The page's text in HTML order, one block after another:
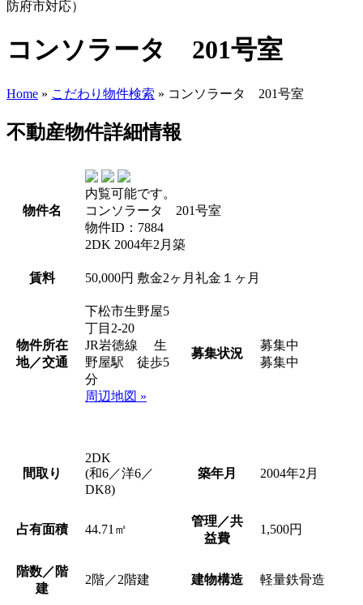
コンソラータ 201号室
Home » こだわり物件検索 » コンソラータ 201号室
不動産物件詳細情報
物件名
内覧可能です。
コンソラータ 201号室
物件ID：7884
2DK 2004年2月築
賃料 50,000円 敷金2ヶ月 礼金１ヶ月
物件所在
地／交通
下松市生野屋5
丁目2-20
JR岩徳線 生
野屋駅 徒歩5
分
周辺地図 »
募集状況
募集中
募集中
間取り
2DK
(和6／洋6／
DK8)
築年月 2004年2月
占有面積 44.71㎡
管理／共
益費
1,500円
階数／階
建
2階／2階建 建物構造 軽量鉄骨造